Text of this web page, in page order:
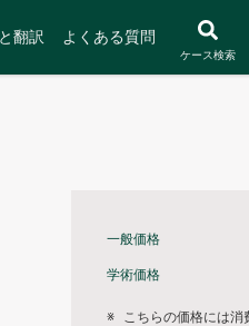
翻訳 よくある質問
ケース検索
一般価格
学術価格
※ こちらの価格には消